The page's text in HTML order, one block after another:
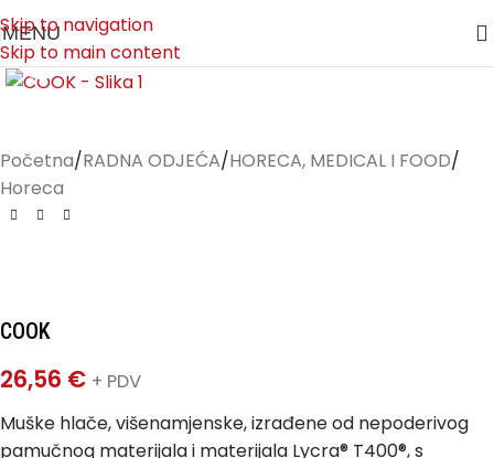
Skip to navigation
Skip to main content
MENU
Klikni za uvećanje
Početna/RADNA ODJEĆA/HORECA, MEDICAL I FOOD/
Horeca
COOK
26,56 € + PDV
Muške hlače, višenamjenske, izrađene od nepoderivog
pamučnog materijala i materijala Lycra® T400®, s